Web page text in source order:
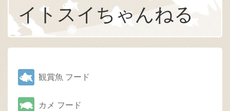
イトスイちゃんねる
観賞魚 フード
カメ フード